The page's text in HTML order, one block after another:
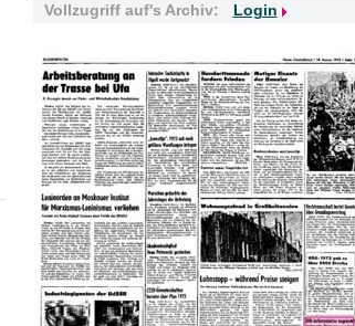
Vollzugriff auf's Archiv: Login